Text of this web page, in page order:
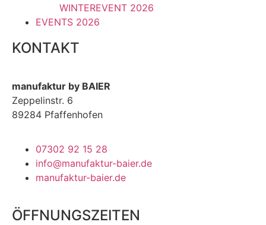
WINTEREVENT 2026
EVENTS 2026
KONTAKT
manufaktur by BAIER
Zeppelinstr. 6
89284 Pfaffenhofen
07302 92 15 28
info@manufaktur-baier.de
manufaktur-baier.de
ÖFFNUNGSZEITEN